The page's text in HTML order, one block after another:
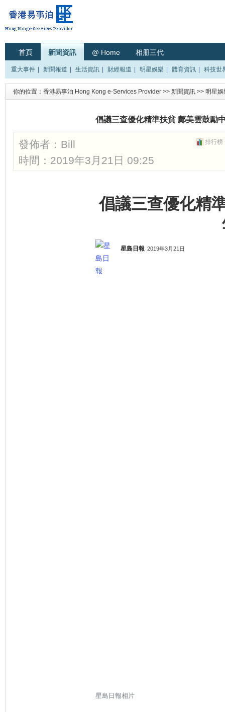
首頁 新聞資訊 @ Home 相册三代
重大事件 新聞報道 生活資訊 財經報道 明星娛樂 體育資訊 科技世
你的位置： 香港易事泊 Hong Kong e-Services Provider >> 新聞資訊 >> 明星娛
倡議三查優化精準扶貧 鄺美雲鼓勵
排行榜
發佈者： Bill
時間：2019年3月21日 09:25
倡議三查優化精
星島日報 2019年3月21日
星島日報相片